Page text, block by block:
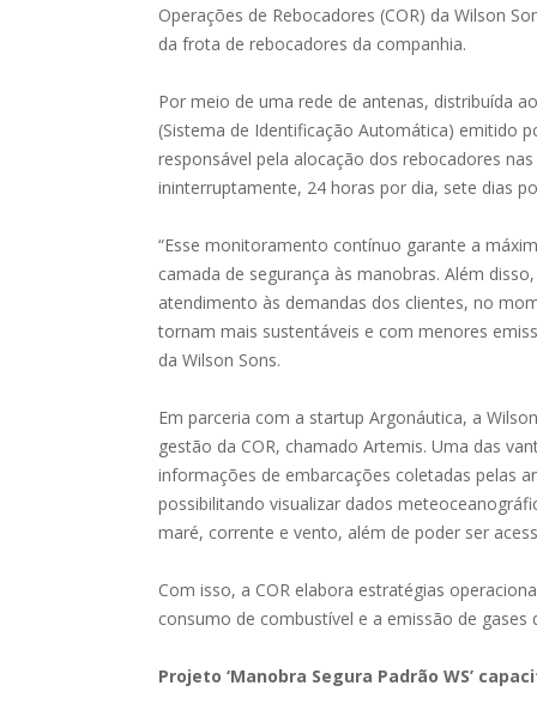
Operações de Rebocadores (COR) da Wilson
da frota de rebocadores da companhia.
Por meio de uma rede de antenas, distribuída
(Sistema de Identificação Automática) emitido
responsável pela alocação dos rebocadores
ininterruptamente, 24 horas por dia, sete dias
“Esse monitoramento contínuo garante a
camada de segurança às manobras. Além
atendimento às demandas dos clientes, no
tornam mais sustentáveis e com menores
da Wilson Sons.
Em parceria com a startup Argonáutica, a
gestão da COR, chamado Artemis. Uma das
informações de embarcações coletadas pelas
possibilitando visualizar dados
maré, corrente e vento, além de poder ser
Com isso, a COR elabora estratégias
consumo de combustível e a emissão de gases
Projeto ‘Manobra Segura Padrão WS’